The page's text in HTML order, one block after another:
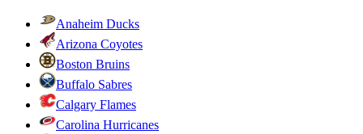
Anaheim Ducks
Arizona Coyotes
Boston Bruins
Buffalo Sabres
Calgary Flames
Carolina Hurricanes